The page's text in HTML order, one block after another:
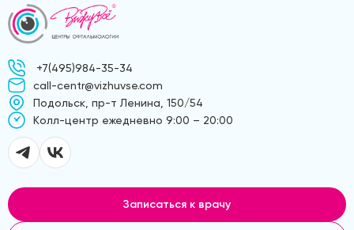
+7(495)984-35-34
call-centr@vizhuvse.com
Подольск, пр-т Ленина, 150/54
Kолл-центр ежедневно 9:00 – 20:00
Записаться к врачу